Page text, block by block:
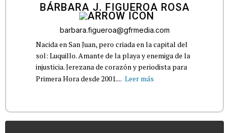
BÁRBARA J. FIGUEROA ROSA
barbara.figueroa@gfrmedia.com
Nacida en San Juan, pero criada en la capital del
sol: Luquillo. Amante de la playa y enemiga de la
injusticia. Jerezana de corazón y periodista para
Primera Hora desde 2001.... Leer más